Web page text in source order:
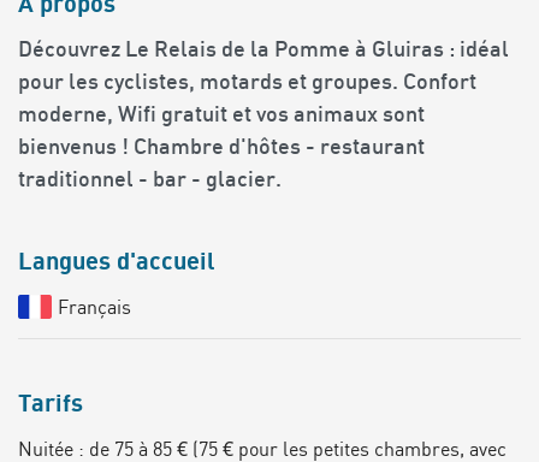
Découvrez Le Relais de la Pomme à Gluiras : idéal
pour les cyclistes, motards et groupes. Confort
moderne, Wifi gratuit et vos animaux sont
bienvenus ! Chambre d'hôtes - restaurant
traditionnel - bar - glacier.
Langues d'accueil
Français
Tarifs
Nuitée : de 75 à 85 € (75 € pour les petites chambres, avec